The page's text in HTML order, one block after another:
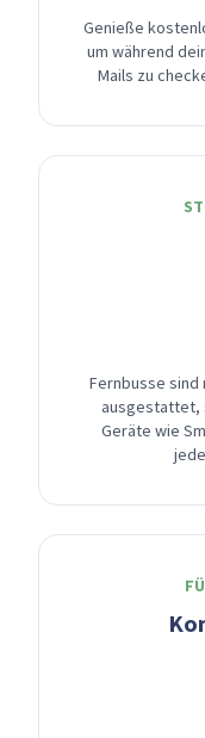
Genieße
um während
Mails zu
Fernbusse
ausgestattet,
Geräte wie